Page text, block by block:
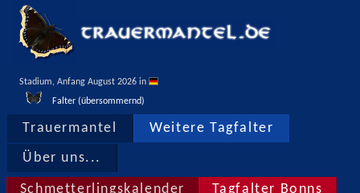
Stadium, Anfang August 2026 in
Falter (übersommernd)
Trauermantel Weitere Tagfalter
Über uns...
Schmetterlingskalender Tagfalter Bonns